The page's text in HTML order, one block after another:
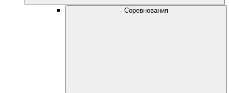
Соревнования